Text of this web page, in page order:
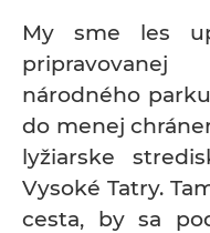
My sme les
pripravovanej
národného
do menej
lyžiarske
Vysoké Tatry.
cesta, by sa